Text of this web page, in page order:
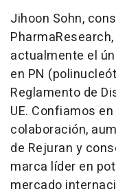
Jihoon Sohn,
actualmente el
en PN
Reglamento de
UE. Confiamos
colaboración,
de Rejuran y
marca líder en
mercado